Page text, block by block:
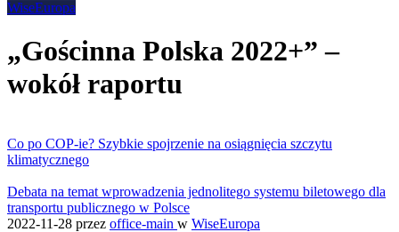
WiseEuropa
„Gościnna Polska 2022+” –
wokół raportu
Co po COP-ie? Szybkie spojrzenie na osiągnięcia szczytu
klimatycznego
Debata na temat wprowadzenia jednolitego systemu biletowego dla
transportu publicznego w Polsce
2022-11-28 przez office-main w WiseEuropa